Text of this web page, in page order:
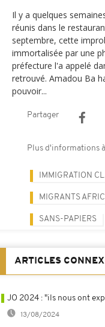
Il y a quelques
réunis dans le
septembre, cette
immortalisée par une
préfecture l'a appelé
retrouvé. Amadou Ba
pouvoir...
Partager
Plus d'informations
IMMIGRATION
MIGRANTS
SANS-PAPIERS
ARTICLES
JO 2024 : "ils nous ont
13/08/2024